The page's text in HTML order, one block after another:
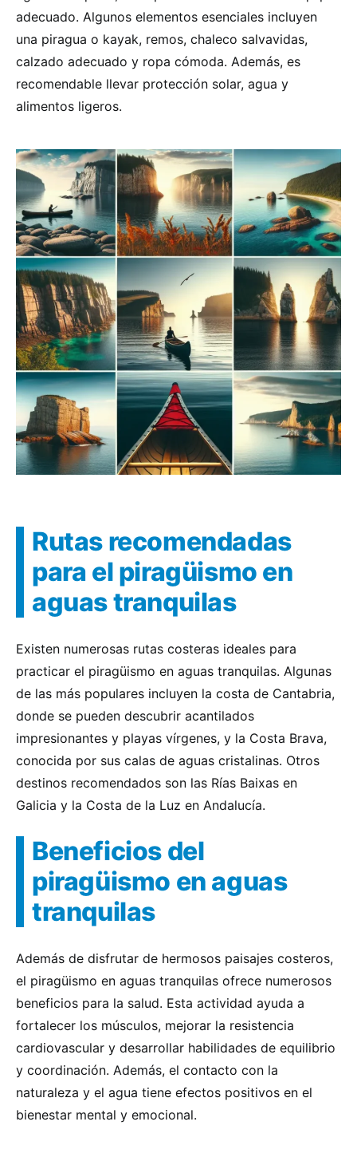
adecuado. Algunos elementos esenciales incluyen
una piragua o kayak, remos, chaleco salvavidas,
calzado adecuado y ropa cómoda. Además, es
recomendable llevar protección solar, agua y
alimentos ligeros.
Rutas recomendadas
para el piragüismo en
aguas tranquilas
Existen numerosas rutas costeras ideales para
practicar el piragüismo en aguas tranquilas. Algunas
de las más populares incluyen la costa de Cantabria,
donde se pueden descubrir acantilados
impresionantes y playas vírgenes, y la Costa Brava,
conocida por sus calas de aguas cristalinas. Otros
destinos recomendados son las Rías Baixas en
Galicia y la Costa de la Luz en Andalucía.
Beneficios del
piragüismo en aguas
tranquilas
Además de disfrutar de hermosos paisajes costeros,
el piragüismo en aguas tranquilas ofrece numerosos
beneficios para la salud. Esta actividad ayuda a
fortalecer los músculos, mejorar la resistencia
cardiovascular y desarrollar habilidades de equilibrio
y coordinación. Además, el contacto con la
naturaleza y el agua tiene efectos positivos en el
bienestar mental y emocional.